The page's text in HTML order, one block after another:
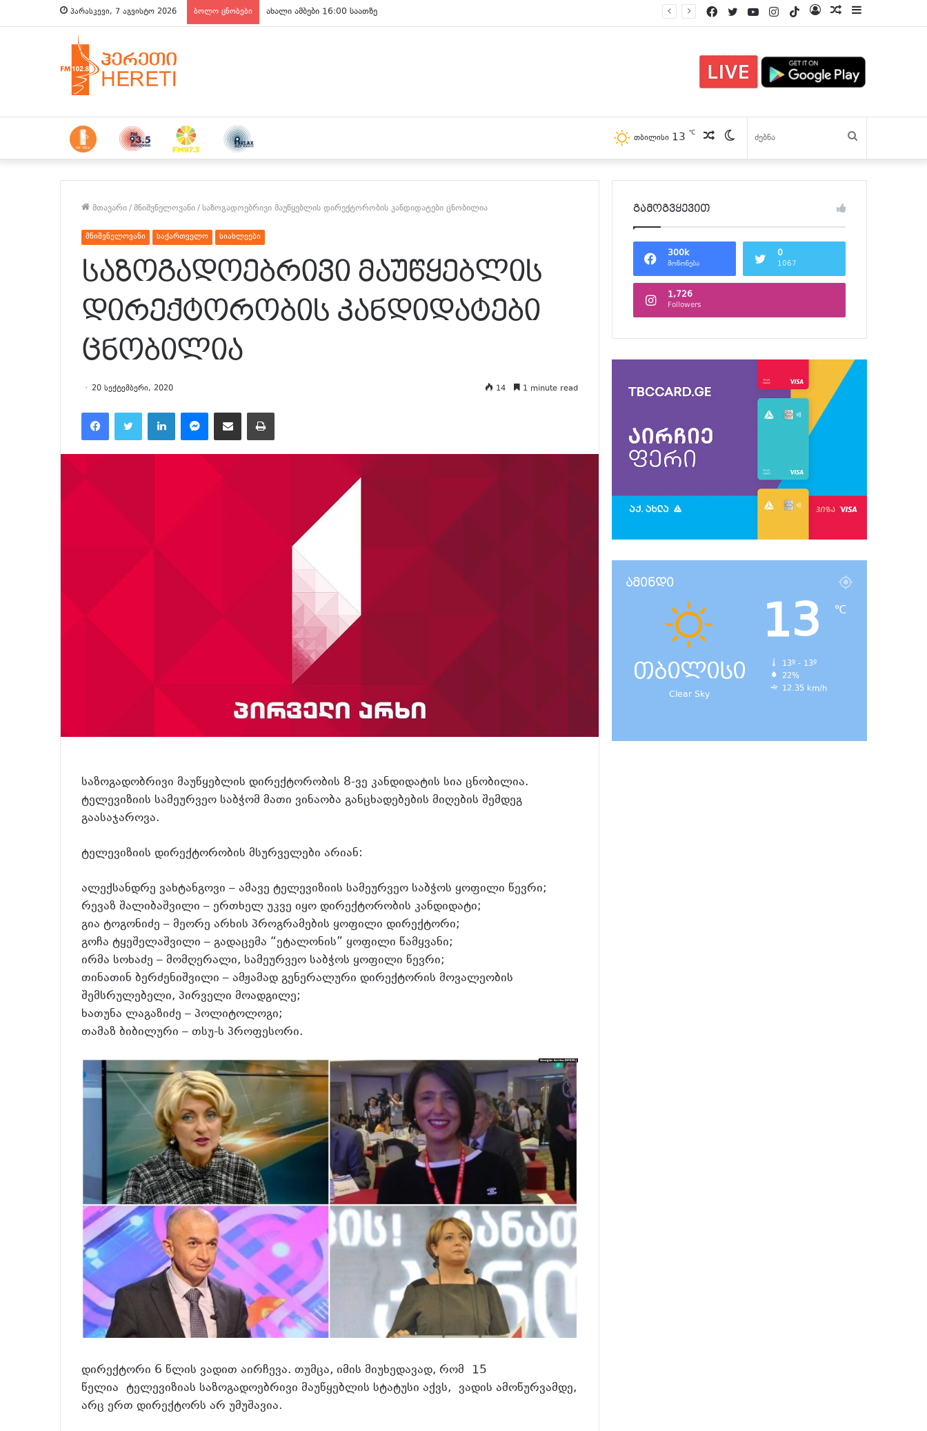
პარასკევი, 7 აგვისტო 2026 ბოლო ცნობები ახალი ამბები 15:00 საათზე პოსტები
Log
TikTok
Instagram
YouTube
Twitter
Facebook
Switch
skin
პოსტები
თბილისი 13 ℃
მთავარი/მნიშვნელოვანი/საზოგადოებრივი მაუწყებლის დირექტორობის კანდიდატები ცნობილია
მნიშვნელოვანი საქართველო სიახლეები
საზოგადოებრივი მაუწყებლის
დირექტორობის კანდიდატები
ცნობილია
20 სექტემბერი, 2020 14 1 minute read
საზოგადობრივი მაუწყებლის დირექტორობის 8-ვე კანდიდატის სია ცნობილია.
ტელევიზიის სამეურვეო საბჭომ მათი ვინაობა განცხადებების მიღების შემდეგ
გაასაჯაროვა.
ტელევიზიის დირექტორობის მსურველები არიან:
ალექსანდრე ვახტანგოვი – ამავე ტელევიზიის სამეურვეო საბჭოს ყოფილი წევრი;
რევაზ შალიბაშვილი – ერთხელ უკვე იყო დირექტორობის კანდიდატი;
გია ტოგონიძე – მეორე არხის პროგრამების ყოფილი დირექტორი;
გოჩა ტყეშელაშვილი – გადაცემა “ეტალონის” ყოფილი წამყვანი;
ირმა სოხაძე – მომღერალი, სამეურვეო საბჭოს ყოფილი წევრი;
თინათინ ბერძენიშვილი – ამჟამად გენერალური დირექტორის მოვალეობის
შემსრულებელი, პირველი მოადგილე;
ხათუნა ლაგაზიძე – პოლიტოლოგი;
თამაზ ბიბილური – თსუ-ს პროფესორი.
დირექტორი 6 წლის ვადით აირჩევა. თუმცა, იმის მიუხედავად, რომ 15
წელია ტელევიზიას საზოგადოებრივი მაუწყებლის სტატუსი აქვს, ვადის ამოწურვამდე,
არც ერთ დირექტორს არ უმუშავია.
გამოგვყევით
300k
მოწონება
0
1067
1,726
Followers
ამინდი
თბილისი
Clear Sky
13 ℃
13º - 13º
22%
12.35 km/h